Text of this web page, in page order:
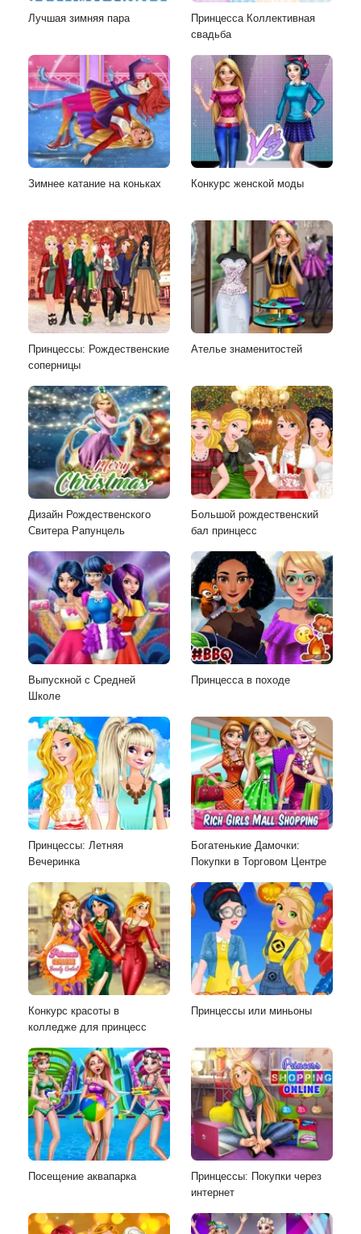
Лучшая зимняя пара
Принцесса Коллективная
свадьба
Зимнее катание на коньках Конкурс женской моды
Принцессы: Рождественские
соперницы
Ателье знаменитостей
Дизайн Рождественского
Свитера Рапунцель
Большой рождественский
бал принцесс
Выпускной с Средней
Школе
Принцесса в походе
Принцессы: Летняя
Вечеринка
Богатенькие Дамочки:
Покупки в Торговом Центре
Конкурс красоты в
колледже для принцесс
Принцессы или миньоны
Посещение аквапарка
Принцессы: Покупки через
интернет